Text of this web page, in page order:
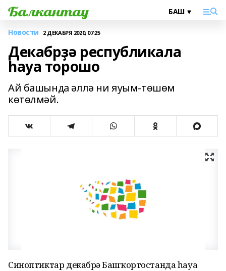
Новости 2 ДЕКАБРЯ 2020, 07:25
Декабрҙә республикала
һауа торошо
Ай башында әллә ни яуым-төшөм
көтөлмәй.
Синоптиктар декабрҙә Башҡортостанда һауа